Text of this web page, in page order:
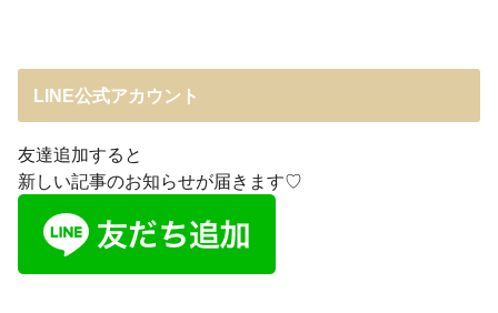
LINE公式アカウント
友達追加すると
新しい記事のお知らせが届きます♡